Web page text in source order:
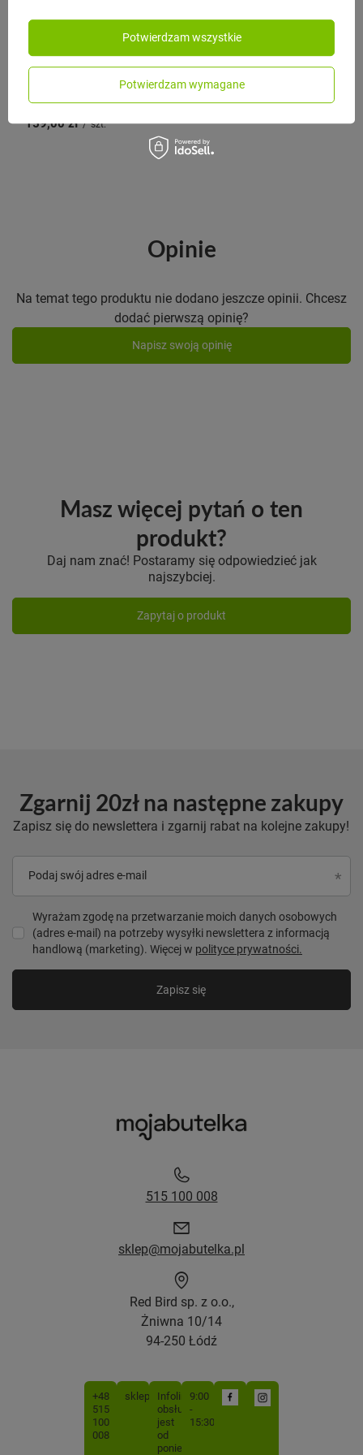
BLACK+BLUM
Black+Blum Butelka termiczna 500
159,00 zł / szt.
Opinie
Na temat tego produktu nie dodano jeszcze opinii. Chcesz
dodać pierwszą opinię?
Napisz swoją opinię
Masz więcej pytań o ten
produkt?
Daj nam znać! Postaramy się odpowiedzieć jak
najszybciej.
Zapytaj o produkt
Zgarnij 20zł na następne zakupy
Zapisz się do newslettera i zgarnij rabat na kolejne zakupy!
Podaj swój adres e-mail
Wyrażam zgodę na przetwarzanie moich danych osobowych
(adres e-mail) na potrzeby wysyłki newslettera z informacją
handlową (marketing). Więcej w polityce prywatności.
Zapisz się
515 100 008
sklep@mojabutelka.pl
Red Bird sp. z o.o.,
Żniwna 10/14
94-250 Łódź
+48
515
100
008
sklep@mojabutelka.pl
Infolinia
obsługiwana
jest
od
poniedziałku
9:00
-
15:30
Potwierdzam wymagane
Potwierdzam wszystkie